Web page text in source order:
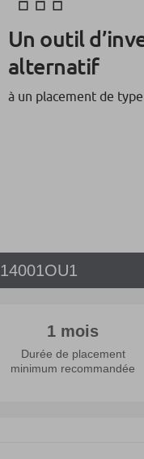
Un outil
alternatif
à un placement de